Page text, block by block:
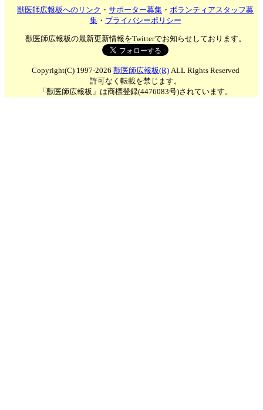
獣医師広報板へのリンク ・サポーター募集 ・ボランティアスタッフ募
集・ プライバシーポリシー
獣医師広報板の最新更新情報をTwitterでお知らせしております。
Copyright(C) 1997-2026 獣医師広報板(R)ALL Rights Reserved
許可なく転載を禁じます。
「獣医師広報板」は商標登録(4476083号)されています。